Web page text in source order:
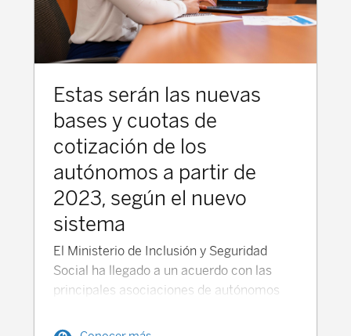
Estas serán las nuevas
bases y cuotas de
cotización de los
autónomos a partir de
2023, según el nuevo
sistema
El Ministerio de Inclusión y Seguridad
Social ha llegado a un acuerdo con las
principales asociaciones de autónomos
también de los principales sindicatos